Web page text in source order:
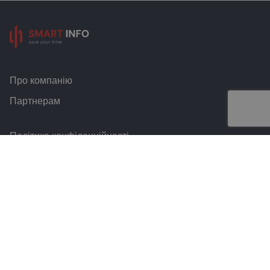
Про компанію
Партнерам
Політика конфіденційності